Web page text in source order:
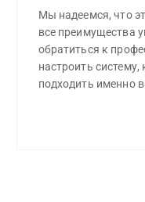
Мы надеемся, что
все преимущества
обратиться к
настроить
подходить именно